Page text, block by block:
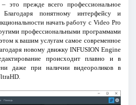
– это прежде всего профессиональное
Благодаря понятному интерфейсу и
начать работу с Video Pro
профессиональными программами
к вашим услугам самое современное
новому движку INFUSION Engine
происходит плавно и в
даже при наличии видеороликов в